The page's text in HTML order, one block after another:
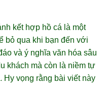
kết hợp hồ cá là một
bỏ qua khi bạn đến với
và ý nghĩa văn hóa sâu
khách mà còn là niềm tự
vọng rằng bài viết này